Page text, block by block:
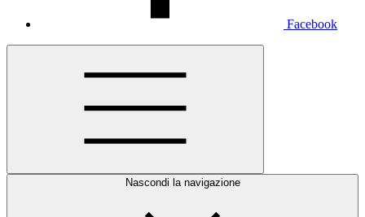
Facebook
Nascondi la navigazione